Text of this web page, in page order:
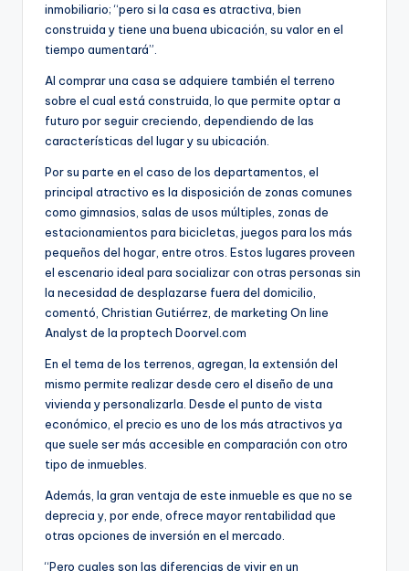
inmobiliario; “pero si la casa es atractiva, bien
construida y tiene una buena ubicación, su valor en el
tiempo aumentará”.
Al comprar una casa se adquiere también el terreno
sobre el cual está construida, lo que permite optar a
futuro por seguir creciendo, dependiendo de las
características del lugar y su ubicación.
Por su parte en el caso de los departamentos, el
principal atractivo es la disposición de zonas comunes
como gimnasios, salas de usos múltiples, zonas de
estacionamientos para bicicletas, juegos para los más
pequeños del hogar, entre otros. Estos lugares proveen
el escenario ideal para socializar con otras personas sin
la necesidad de desplazarse fuera del domicilio,
comentó, Christian Gutiérrez, de marketing On line
Analyst de la proptech Doorvel.com
En el tema de los terrenos, agregan, la extensión del
mismo permite realizar desde cero el diseño de una
vivienda y personalizarla. Desde el punto de vista
económico, el precio es uno de los más atractivos ya
que suele ser más accesible en comparación con otro
tipo de inmuebles.
Además, la gran ventaja de este inmueble es que no se
deprecia y, por ende, ofrece mayor rentabilidad que
otras opciones de inversión en el mercado.
“Pero cuales son las diferencias de vivir en un